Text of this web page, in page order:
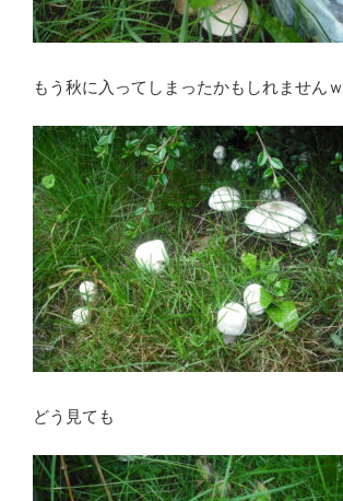
もう秋に入ってしまったかもしれませんｗ
どう見ても